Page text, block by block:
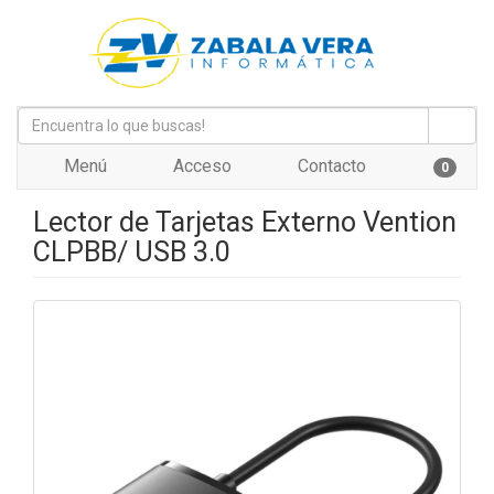
Menú Acceso Contacto 0
Lector de Tarjetas Externo Vention
CLPBB/ USB 3.0